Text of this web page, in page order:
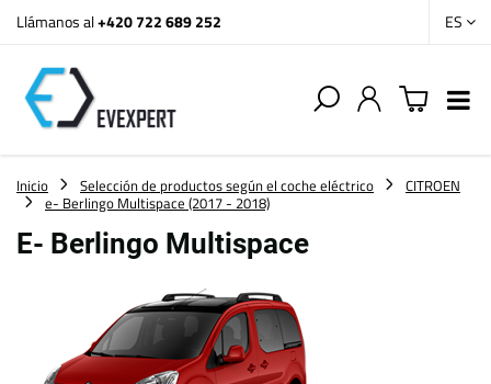
Llámanos al+420 722 689 252 ES
Inicio Selección de productos según el coche eléctrico
CITROEN
e- Berlingo Multispace (2017 - 2018)
E- Berlingo Multispace